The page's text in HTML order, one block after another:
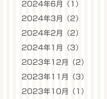
2024年6月（1）
2024年3月（2）
2024年2月（2）
2024年1月（3）
2023年12月（2）
2023年11月（3）
2023年10月（1）